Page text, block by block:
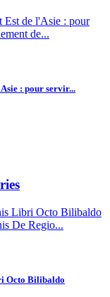
: pour servir...
Octo Bilibaldo